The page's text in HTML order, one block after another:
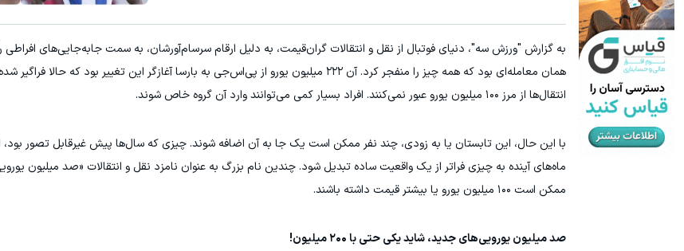
به گزارش "ورزش سه"، دنیای فوتبال از نقل‌ و انتقالات گران‌قیمت، به‌ دلیل ارقام سرسام‌آورشان، به سمت جابه‌جایی‌های افراطی
همان معامله‌ای بود که همه‌ چیز را منفجر کرد. آن ۲۲۲ میلیون یورو از پی‌اس‌جی به بارسا آغازگر این تغییر بود که
انتقال‌ها از مرز ۱۰۰ میلیون یورو عبور نمی‌کنند. افراد بسیار کمی می‌توانند وارد آن گروه خاص شوند.
با این حال، این تابستان یا به‌ زودی، چند نفر ممکن است یک‌ جا به آن اضافه شوند. چیزی که سال‌ها پیش غیرقابل‌ تصور
ماه‌های آینده به چیزی فراتر از یک واقعیت ساده تبدیل شود. چندین نام بزرگ به‌ عنوان نامزد نقل‌ و انتقالات «صد میلیون
ممکن است ۱۰۰ میلیون یورو یا بیشتر قیمت داشته باشند.
صد میلیون یورویی‌های جدید، شاید یکی حتی با ۲۰۰ میلیون!
آمپول های لاغری با یک میلیون تخفیف | ارسال از داروخانه های معتبر
کلیک کن! کلیک کن!
والکس: بازار امن برای